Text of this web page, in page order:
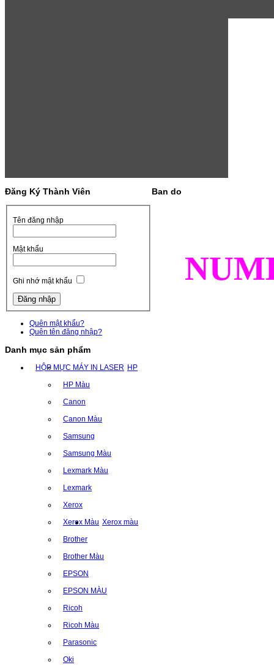
Đăng Ký Thành Viên
Tên đăng nhập
Mật khẩu
Ghi nhớ mật khẩu
Quên mật khẩu?
Quên tên đăng nhập?
Danh mục sản phẩm
HỘP MỰC MÁY IN LASER HP
HP Màu
Canon
Canon Màu
Samsung
Samsung Màu
Lexmark Màu
Lexmark
Xerox
Xerox Màu Xerox màu
Brother
Brother Màu
EPSON
EPSON MÀU
Ricoh
Ricoh Màu
Parasonic
Oki
Ban do